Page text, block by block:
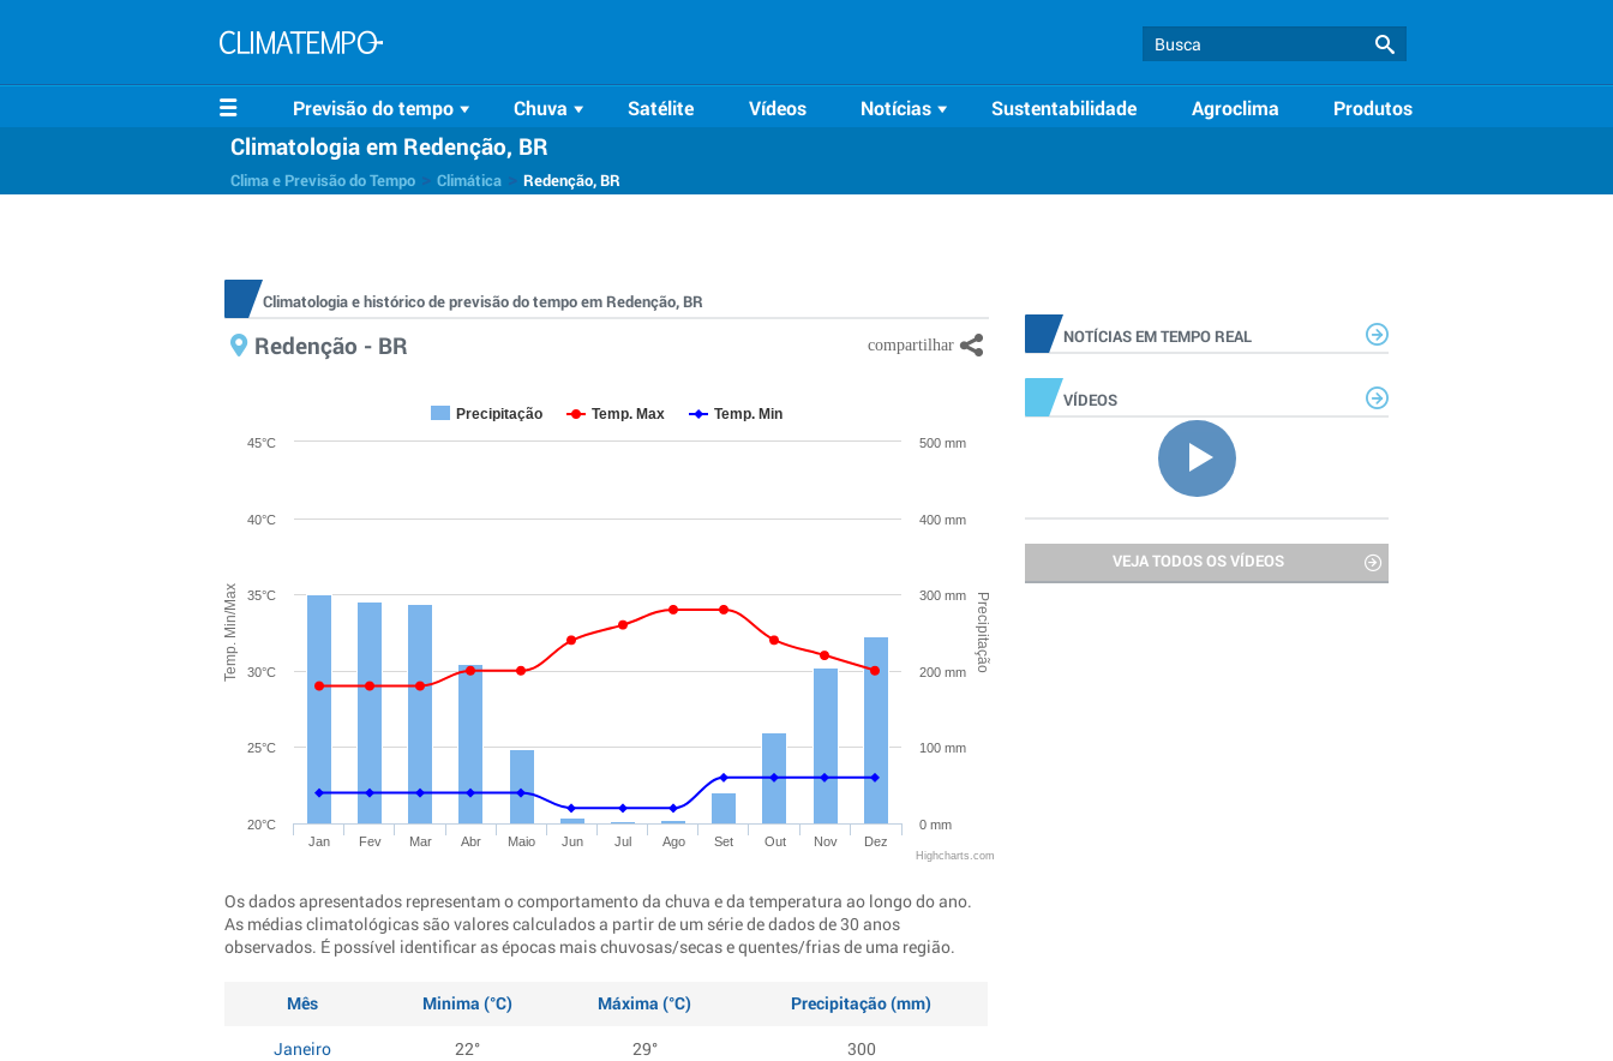
Previsão do tempo Chuva Satélite Vídeos Notícias Sustentabilidade Agroclima Produtos
Climatologia em Redenção, BR
Clima e Previsão do Tempo Climática Redenção, BR
Climatologia e histórico de previsão do tempo em Redenção, BR
Redenção - BR
Temp. Min/Max Precipitação
Precipitação Temp. Max Temp. Min
Jan Fev Mar Abr Maio Jun Jul Ago Set Out Nov Dez
20°C
25°C
30°C
35°C
40°C
45°C
0 mm
100 mm
200 mm
300 mm
400 mm
500 mm
Highcharts.com
Os dados apresentados representam o comportamento da chuva e da temperatura ao longo do ano.
As médias climatológicas são valores calculados a partir de um série de dados de 30 anos
observados. É possível identificar as épocas mais chuvosas/secas e quentes/frias de uma região.
Mês Minima (°C) Máxima (°C)
Precipitação (mm)
Janeiro
22° 29°
300
NOTÍCIAS EM TEMPO REAL
VÍDEOS
VEJA TODOS OS VÍDEOS